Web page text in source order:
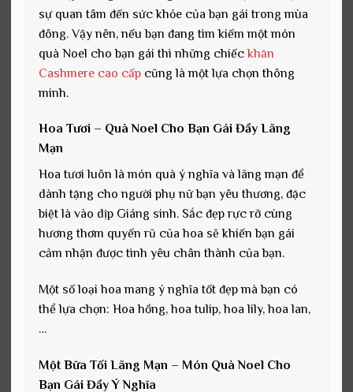
sự quan tâm đến sức khỏe của bạn gái trong mùa
đông. Vậy nên, nếu bạn đang tìm kiếm một món
quà Noel cho bạn gái thì những chiếckhăn
Cashmere cao cấp cũng là một lựa chọn thông
minh.
Hoa Tươi – Quà Noel Cho Bạn Gái Đầy Lãng
Mạn
Hoa tươi luôn là món quà ý nghĩa và lãng mạn để
dành tặng cho người phụ nữ bạn yêu thương, đặc
biệt là vào dịp Giáng sinh. Sắc đẹp rực rỡ cùng
hương thơm quyến rũ của hoa sẽ khiến bạn gái
cảm nhận được tình yêu chân thành của bạn.
Một số loại hoa mang ý nghĩa tốt đẹp mà bạn có
thể lựa chọn: Hoa hồng, hoa tulip, hoa lily, hoa lan,
…
Một Bữa Tối Lãng Mạn – Món Quà Noel Cho
Bạn Gái Đầy Ý Nghĩa